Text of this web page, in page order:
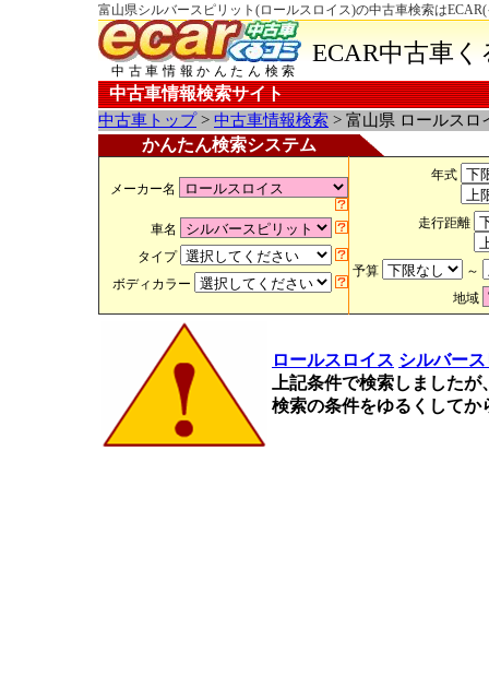
富山県シルバースピリット(ロールスロイス)の中古車検索は
中古車情報かんたん検索
ECAR中古車
中古車情報検索サイト
中古車トップ> 中古車情報検索 > 富山県 ロールスロ
かんたん検索システム
メーカー名
車名
タイプ
ボディカラー
年式
走行距離
予算
～
地域
ロールスロイス シルバー
上記条件で検索しました
検索の条件をゆるくして